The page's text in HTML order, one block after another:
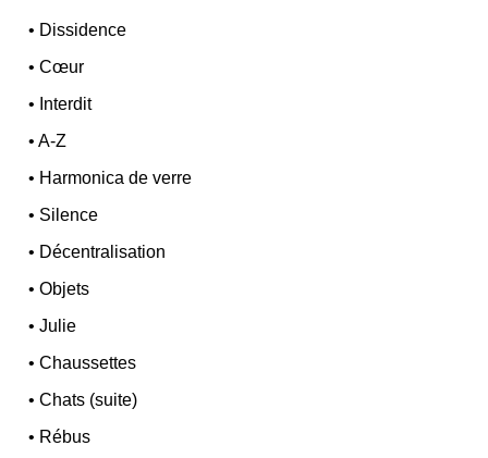
• Dissidence
•Cœur
• Interdit
•A-Z
• Harmonica de verre
• Silence
• Décentralisation
•Objets
•Julie
•Chaussettes
•Chats (suite)
• Rébus